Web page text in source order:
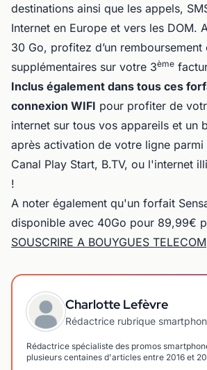
destinations ainsi que les appels,
Internet en Europe et vers les DOM.
30 Go, profitez d’un remboursement
supplémentaires sur votre 3ème
Inclus également dans tous ces
connexion WIFI pour profiter de
internet sur tous vos appareils et un
après activation de votre ligne parmi
Canal Play Start, B.TV, ou l'internet
!
A noter également qu'un forfait
disponible avec 40Go pour 89,99€
SOUSCRIRE A BOUYGUES TELECOM
Charlotte Lefèvre
Rédactrice rubrique
Rédactrice spécialiste des promos
plusieurs centaines d'articles entre 2016 et